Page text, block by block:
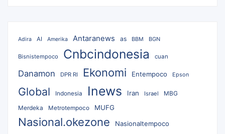
Adira AI Amerika Antaranews as BBM BGN
Bisnistempoco Cnbcindonesia cuan
Danamon DPR RI Ekonomi Entempoco Epson
Global Indonesia Inews Iran Israel
MBG
Merdeka
Metrotempoco MUFG
Nasional.okezone Nasionaltempoco